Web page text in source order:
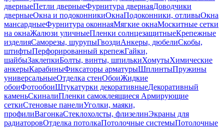
дверныеПетли дверныеФурнитура двернаяДоводчики
дверныеОкна и подоконникиОкнаПодоконники, отливыОкна
мансардныеФурнитура оконнаяМягкие окнаМоскитные сетки
на окнаЖалюзи уличныеПленки солнцезащитныеКрепежные
изделияСаморезы, шурупыГвоздиАнкеры, дюбелиСкобы,
штифтыПерфорированный крепежГайки,
шайбыЗаклепкиБолты, винты, шпилькиХомутыХимические
анкерыКарабиныФиксаторы арматурыШплинтыПружины
универсальныеОтделка стенОбоиЖидкие
обоиФотообоиШтукатурки декоративныеДекоративный
каменьСкиналиПленки самоклеящиеся Армирующие
сеткиСтеновые панелиУголки, маяки,
профилиВагонкаСтеклохолсты, флизелинЭкраны для
радиаторовОтделка потолкаПотолочные системыПотолочные